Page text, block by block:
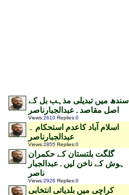
سندھ میں تبدیلی مذہب بل کے
اصل مقاصد۔عبدالجبارناصر
Views:2610 Replies:0
اسلام آباد کاعدم استحکام ۔
عبدالجبارناصر
Views:2855 Replies:0
گلگت بلتستان کے حکمران
ہوش کے ناخن لیں۔عبدالجبار
ناصر
Views:2926 Replies:0
کراچی میں بلدیاتی انتخابی